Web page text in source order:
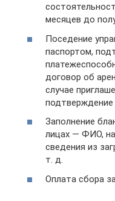
месяцев до
Поседение
паспортом,
договор об
случае
подтверждение
Заполнение
лицах — ФИО,
сведения из
т. д.
Оплата сбора